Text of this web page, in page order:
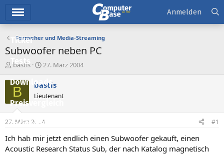
Ticker
Tests
Downloads
Preisvergleich
Forum
Aktuelles
Anmelden
Fernseher und Media-Streaming
Subwoofer neben PC
E
s
e
e
r
bastis
E
s
e
l
t
a
m
27. März 2004
B bastis
Lieutenant
27. März 2004 #1
Ich hab mir jetzt endlich einen Subwoofer gekauft, einen
Acoustic Research Status Sub, der nach Katalog magnetisch